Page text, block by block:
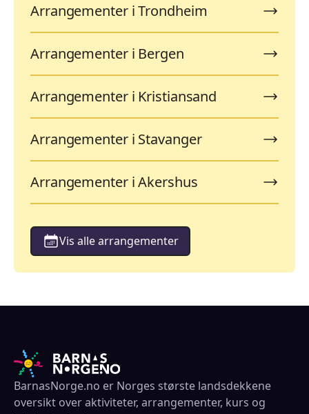
Arrangementer i Trondheim
Arrangementer i Bergen
Arrangementer i Kristiansand
Arrangementer i Stavanger
Arrangementer i Akershus
Vis alle arrangementer
BarnasNorge.no er Norges største landsdekkene
oversikt over aktiviteter, arrangementer, kurs og